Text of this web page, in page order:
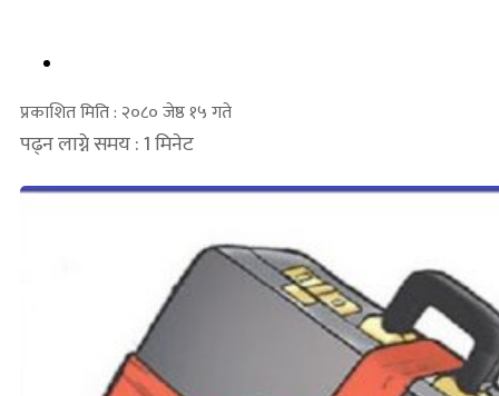
प्रकाशित मिति : २०८० जेष्ठ १५ गते
पढ्न लाग्ने समय : 1 मिनेट